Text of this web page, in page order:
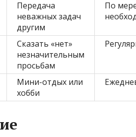
Передача
неважных задач
другим
По
Сказать «нет»
незначительным
просьбам
Мини-отдых или
хобби